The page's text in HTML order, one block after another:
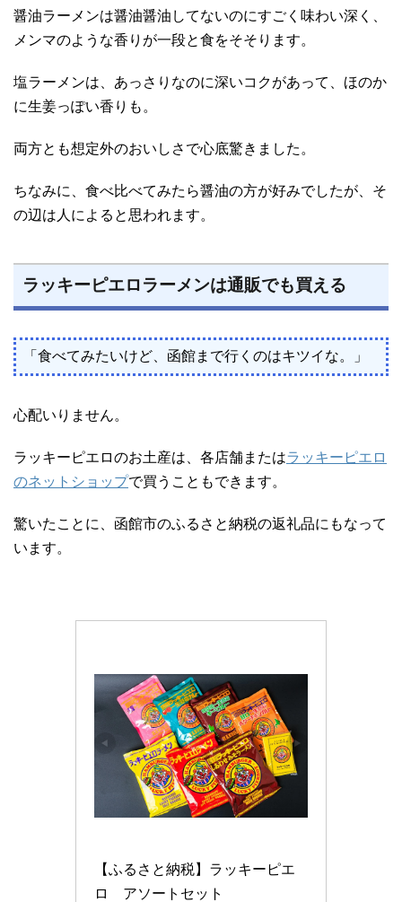
醤油ラーメンは醤油醤油してないのにすごく味わい深く、
メンマのような香りが一段と食をそそります。
塩ラーメンは、あっさりなのに深いコクがあって、ほのか
に生姜っぽい香りも。
両方とも想定外のおいしさで心底驚きました。
ちなみに、食べ比べてみたら醤油の方が好みでしたが、そ
の辺は人によると思われます。
ラッキーピエロラーメンは通販でも買える
「食べてみたいけど、函館まで行くのはキツイな。」
心配いりません。
ラッキーピエロのお土産は、各店舗またはラッキーピエロ
のネットショップで買うこともできます。
驚いたことに、函館市のふるさと納税の返礼品にもなって
います。
【ふるさと納税】ラッキーピエ
ロ　アソートセット